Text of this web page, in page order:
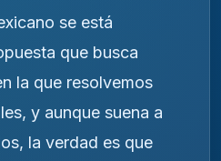
se está
que busca
la que resolvemos
y aunque suena a
la verdad es que